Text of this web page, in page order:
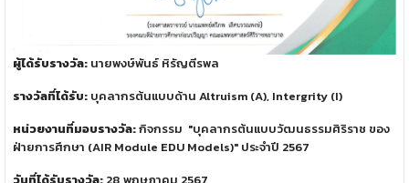
ผู้ได้รับรางวัล: นายพงษ์พันธ์ หิรัญตีรพล
รางวัลที่ได้รับ: บุคลากรต้นแบบด้าน Altruism (A), Intergrity (I)
หน่วยงานที่มอบรางวัล:กิจกรรม "บุคลากรต้นแบบวัฒนธรรมศิริราช ของ
ฝ่ายการศึกษา (AIR Module EDU Models)" ประจำปี 2567